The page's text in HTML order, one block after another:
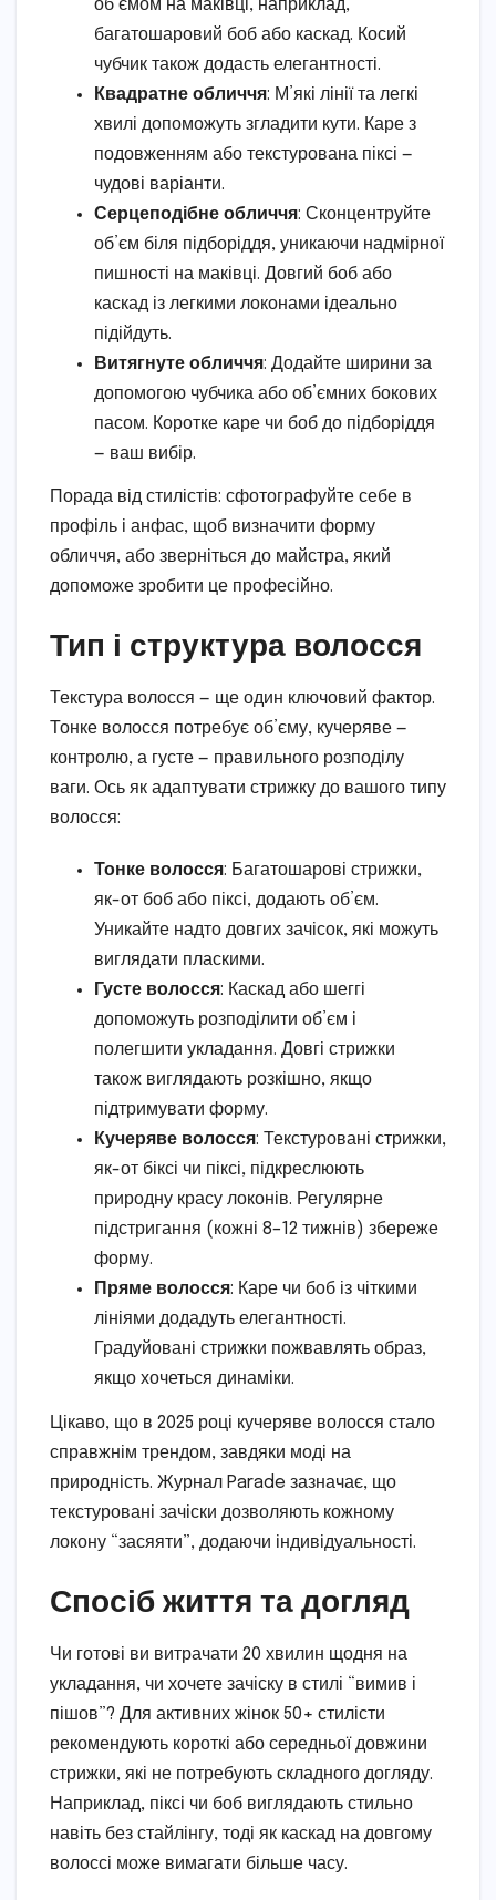
об’ємом на маківці, наприклад,
багатошаровий боб або каскад. Косий
чубчик також додасть елегантності.
Квадратне обличчя: М’які лінії та легкі
хвилі допоможуть згладити кути. Каре з
подовженням або текстурована піксі —
чудові варіанти.
Серцеподібне обличчя: Сконцентруйте
об’єм біля підборіддя, уникаючи надмірної
пишності на маківці. Довгий боб або
каскад із легкими локонами ідеально
підійдуть.
Витягнуте обличчя: Додайте ширини за
допомогою чубчика або об’ємних бокових
пасом. Коротке каре чи боб до підборіддя
— ваш вибір.
Порада від стилістів: сфотографуйте себе в
профіль і анфас, щоб визначити форму
обличчя, або зверніться до майстра, який
допоможе зробити це професійно.
Тип і структура волосся
Текстура волосся — ще один ключовий фактор.
Тонке волосся потребує об’єму, кучеряве —
контролю, а густе — правильного розподілу
ваги. Ось як адаптувати стрижку до вашого типу
волосся:
Тонке волосся: Багатошарові стрижки,
як-от боб або піксі, додають об’єм.
Уникайте надто довгих зачісок, які можуть
виглядати пласкими.
Густе волосся: Каскад або шеггі
допоможуть розподілити об’єм і
полегшити укладання. Довгі стрижки
також виглядають розкішно, якщо
підтримувати форму.
Кучеряве волосся: Текстуровані стрижки,
як-от біксі чи піксі, підкреслюють
природну красу локонів. Регулярне
підстригання (кожні 8–12 тижнів) збереже
форму.
Пряме волосся: Каре чи боб із чіткими
лініями додадуть елегантності.
Градуйовані стрижки пожвавлять образ,
якщо хочеться динаміки.
Цікаво, що в 2025 році кучеряве волосся стало
справжнім трендом, завдяки моді на
природність. Журнал Parade зазначає, що
текстуровані зачіски дозволяють кожному
локону “засяяти”, додаючи індивідуальності.
Спосіб життя та догляд
Чи готові ви витрачати 20 хвилин щодня на
укладання, чи хочете зачіску в стилі “вимив і
пішов”? Для активних жінок 50+ стилісти
рекомендують короткі або середньої довжини
стрижки, які не потребують складного догляду.
Наприклад, піксі чи боб виглядають стильно
навіть без стайлінгу, тоді як каскад на довгому
волоссі може вимагати більше часу.